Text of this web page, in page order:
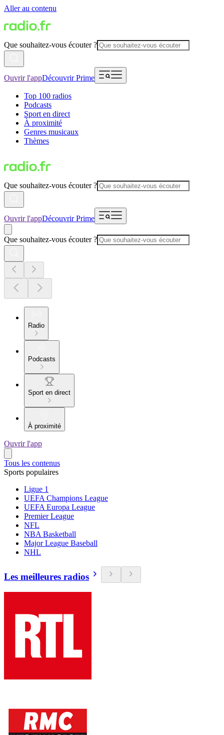
Aller au contenu
Que souhaitez-vous écouter ?
Ouvrir l'appDécouvrir Prime
Top 100 radios
Podcasts
Sport en direct
À proximité
Genres musicaux
Thèmes
Que souhaitez-vous écouter ?
Ouvrir l'appDécouvrir Prime
Que souhaitez-vous écouter ?
Radio
Podcasts
Sport en direct
À proximité
Ouvrir l'app
Tous les contenus
Sports populaires
Ligue 1
UEFA Champions League
UEFA Europa League
Premier League
NFL
NBA Basketball
Major League Baseball
NHL
Les meilleures radios